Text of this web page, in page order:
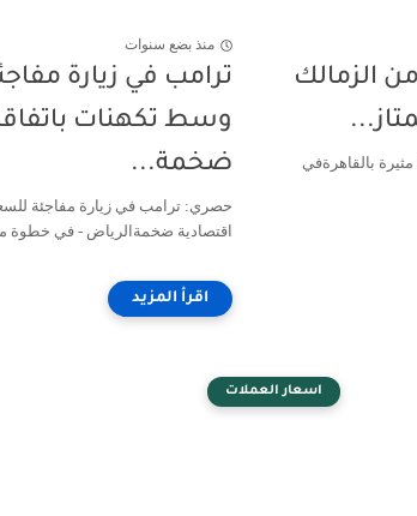
الزمالك
بالقاهرةفي
منذ بضع سنوات
ترامب في زيارة
وسط تكهنات
ضخمة...
حصري: ترامب في زيارة مفاجئة
اقتصادية ضخمةالرياض - في خطوة
اسعار العملات